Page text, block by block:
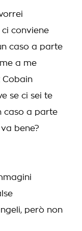
conviene
caso a parte
a me
Cobain
se ci sei te
caso a parte
bene?
però non